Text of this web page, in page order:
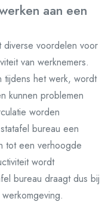
aan een
voordelen voor
van werknemers.
tijdens het werk, wordt
kunnen problemen
worden
bureau een
tot een verhoogde
wordt
bureau draagt dus bij